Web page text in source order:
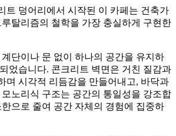
트 덩어리에서 시작된 이 카페는 건축가
탈리즘의 철학을 가장 충실하게 구현한
계단이나 문 없이 하나의 공간을 유지하
었습니다. 콘크리트 벽면은 거친 질감과
며 시각적 리듬감을 만들어내고, 바닥과
노리식 구조는 공간의 통일성을 강조합
으로 줄여 공간 자체의 경험에 집중하